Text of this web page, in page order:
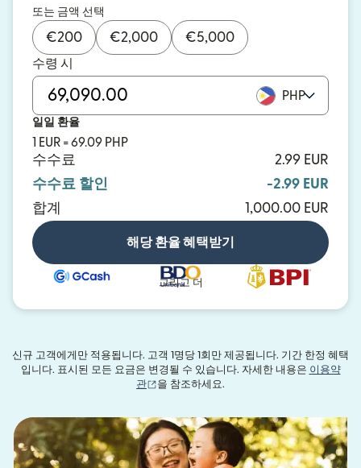
또는 금액 선택
€200 €2,000 €5,000
수령 시
PHP
일일 환율
1 EUR = 69.09 PHP
수수료
2.99 EUR
수수료 할인
-2.99 EUR
합계
1,000.00 EUR
해당 환율 혜택받기
그리고 더
신규 고객에게만 적용됩니다. 고객 1명당 1회만 제공됩니다. 기간 한정 혜택
입니다. 표시된 모든 요금은 변경될 수 있습니다. 자세한 내용은 이용약
관
(새 창에서 열림)
을 참조하세요.